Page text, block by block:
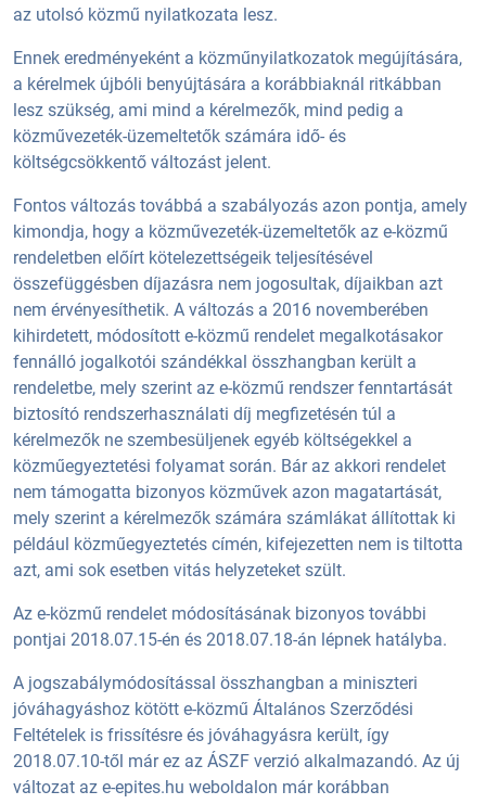
az utolsó közmű nyilatkozata lesz.
Ennek eredményeként a közműnyilatkozatok megújítására,
a kérelmek újbóli benyújtására a korábbiaknál ritkábban
lesz szükség, ami mind a kérelmezők, mind pedig a
közművezeték-üzemeltetők számára idő- és
költségcsökkentő változást jelent.
Fontos változás továbbá a szabályozás azon pontja, amely
kimondja, hogy a közművezeték-üzemeltetők az e-közmű
rendeletben előírt kötelezettségeik teljesítésével
összefüggésben díjazásra nem jogosultak, díjaikban azt
nem érvényesíthetik. A változás a 2016 novemberében
kihirdetett, módosított e-közmű rendelet megalkotásakor
fennálló jogalkotói szándékkal összhangban került a
rendeletbe, mely szerint az e-közmű rendszer fenntartását
biztosító rendszerhasználati díj megfizetésén túl a
kérelmezők ne szembesüljenek egyéb költségekkel a
közműegyeztetési folyamat során. Bár az akkori rendelet
nem támogatta bizonyos közművek azon magatartását,
mely szerint a kérelmezők számára számlákat állítottak ki
például közműegyeztetés címén, kifejezetten nem is tiltotta
azt, ami sok esetben vitás helyzeteket szült.
Az e-közmű rendelet módosításának bizonyos további
pontjai 2018.07.15-én és 2018.07.18-án lépnek hatályba.
A jogszabálymódosítással összhangban a miniszteri
jóváhagyáshoz kötött e-közmű Általános Szerződési
Feltételek is frissítésre és jóváhagyásra került, így
2018.07.10-től már ez az ÁSZF verzió alkalmazandó. Az új
változat az e-epites.hu weboldalon már korábban